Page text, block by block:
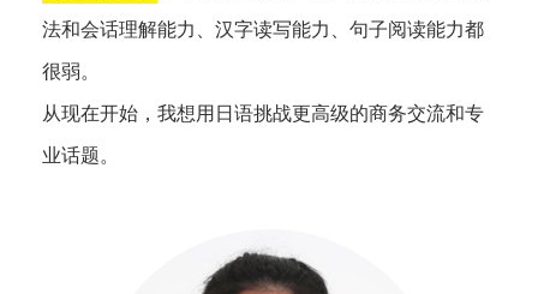
法和会话理解能力、汉字读写能力、句子阅读能力都
很弱。
从现在开始，我想用日语挑战更高级的商务交流和专
业话题。